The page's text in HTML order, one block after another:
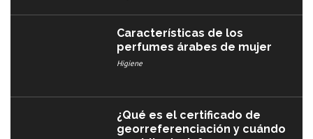
Características de los
perfumes árabes de mujer
Higiene
¿Qué es el certificado de
georreferenciación y cuándo